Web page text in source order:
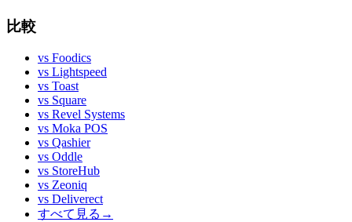
比較
vs Foodics
vs Lightspeed
vs Toast
vs Square
vs Revel Systems
vs Moka POS
vs Qashier
vs Oddle
vs StoreHub
vs Zeoniq
vs Deliverect
すべて見る →